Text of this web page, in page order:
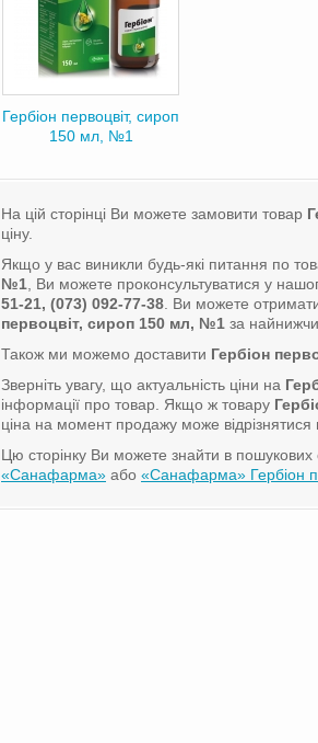
Гербіон первоцвіт, сироп
150 мл, №1
На цій сторінці Ви можете замовити товар
ціну.
Якщо у вас виникли будь-які питання по
№1 , Ви можете проконсультуватися у
51-21, (073) 092-77-38 . Ви можете
первоцвіт, сироп 150 мл, №1 за
Також ми можемо доставити Гербіон
Зверніть увагу, що актуальність ціни на
інформації про товар. Якщо ж товару
ціна на момент продажу може відрізнятися
Цю сторінку Ви можете знайти в пошукових
«Санафарма» або «Санафарма» Гербіон